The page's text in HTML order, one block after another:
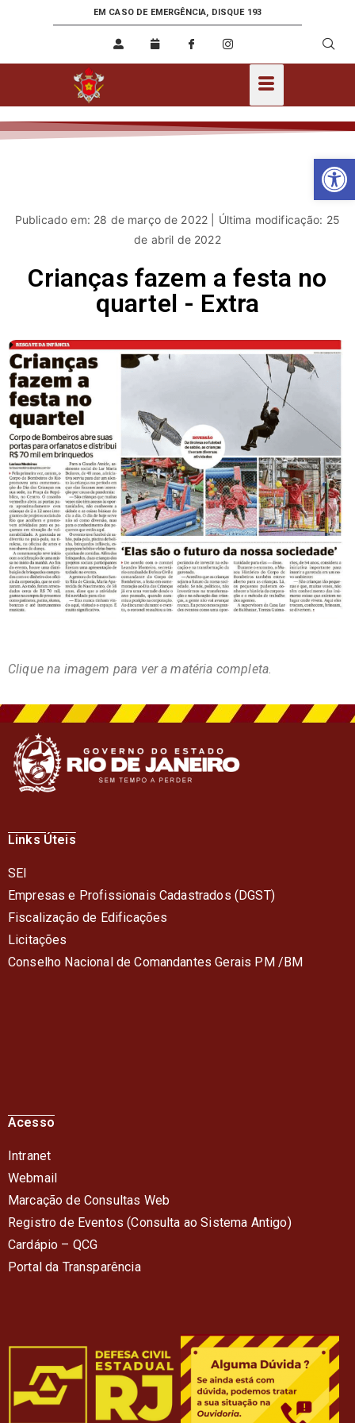
EM CASO DE EMERGÊNCIA, DISQUE 193
Publicado em: 28 de março de 2022 | Última modificação: 25
de abril de 2022
Crianças fazem a festa no
quartel - Extra
Clique na imagem para ver a matéria completa.
Links Úteis
SEI
Empresas e Profissionais Cadastrados (DGST)
Fiscalização de Edificações
Licitações
Conselho Nacional de Comandantes Gerais PM /BM
Acesso
Intranet
Webmail
Marcação de Consultas Web
Registro de Eventos (Consulta ao Sistema Antigo)
Cardápio – QCG
Portal da Transparência